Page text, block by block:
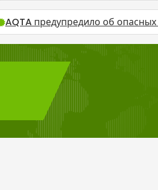
AQTA предупредило об